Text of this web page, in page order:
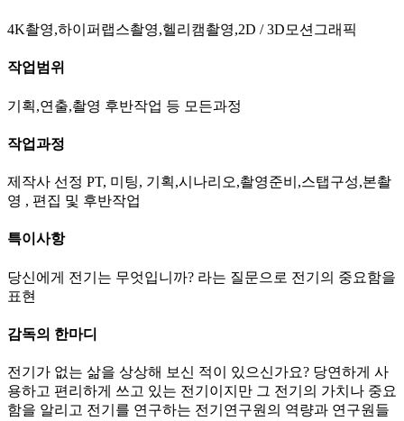
4K촬영,하이퍼랩스촬영,헬리캠촬영,2D / 3D모션그래픽
작업범위
기획,연출,촬영 후반작업 등 모든과정
작업과정
제작사 선정 PT, 미팅, 기획,시나리오,촬영준비,스탭구성,본촬
영 , 편집 및 후반작업
특이사항
당신에게 전기는 무엇입니까? 라는 질문으로 전기의 중요함을
표현
감독의 한마디
전기가 없는 삶을 상상해 보신 적이 있으신가요? 당연하게 사
용하고 편리하게 쓰고 있는 전기이지만 그 전기의 가치나 중요
함을 알리고 전기를 연구하는 전기연구원의 역량과 연구원들